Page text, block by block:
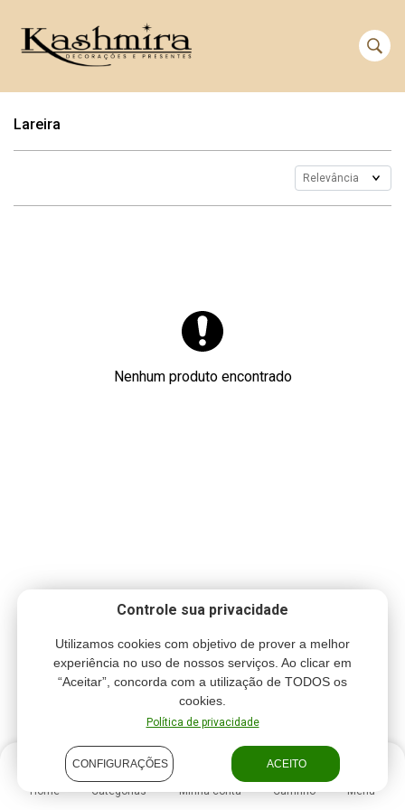
Controle sua privacidade
Utilizamos cookies com objetivo de prover a melhor
experiência no uso de nossos serviços. Ao clicar em
“Aceitar”, concorda com a utilização de TODOS os
cookies.
Política de privacidade
CONFIGURAÇÕES ACEITO
Home Categorias Minha conta Carrinho Menu
Lareira
Nenhum produto encontrado